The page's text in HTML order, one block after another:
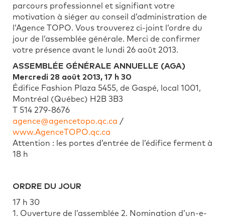
parcours professionnel et signifiant votre
motivation à siéger au conseil d’administration de
l’Agence TOPO. Vous trouverez ci-joint l’ordre du
jour de l’assemblée générale. Merci de confirmer
votre présence avant le lundi 26 août 2013.
ASSEMBLÉE GÉNÉRALE ANNUELLE (AGA)
Mercredi 28 août 2013, 17 h 30
Édifice Fashion Plaza 5455, de Gaspé, local 1001,
Montréal (Québec) H2B 3B3
T 514 279-8676
agence@agencetopo.qc.ca /
www.AgenceTOPO.qc.ca
Attention : les portes d’entrée de l’édifice ferment à
18 h
ORDRE DU JOUR
17 h 30
1. Ouverture de l’assemblée 2. Nomination d’un-e-